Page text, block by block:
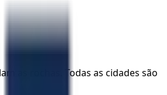
as rochas. Todas as cidades são